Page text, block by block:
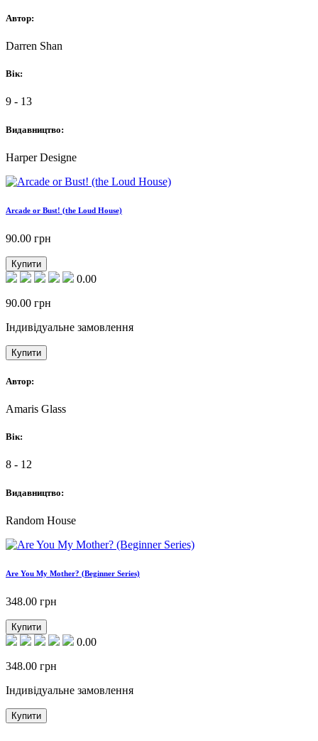
Автор:
Darren Shan
Вік:
9 - 13
Видавництво:
Harper Designe
Arcade or Bust! (the Loud House)
90.00 грн
Купити
0.00
90.00 грн
Індивідуальне замовлення
Купити
Автор:
Amaris Glass
Вік:
8 - 12
Видавництво:
Random House
Are You My Mother? (Beginner Series)
348.00 грн
Купити
0.00
348.00 грн
Індивідуальне замовлення
Купити